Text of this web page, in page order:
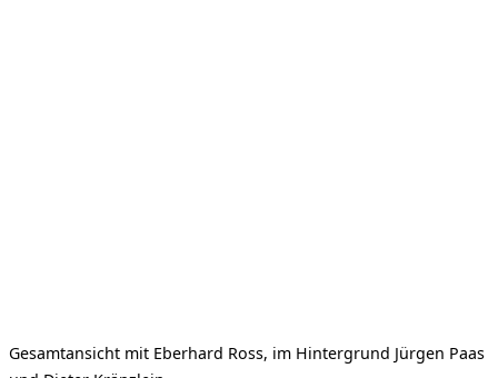
Gesamtansicht mit Eberhard Ross, im Hintergrund Jürgen Paas